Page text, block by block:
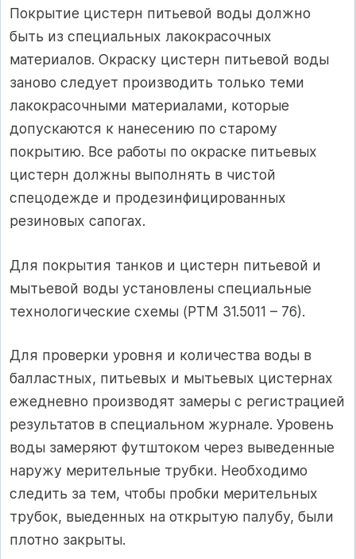
Покрытие цистерн питьевой воды должно
быть из специальных лакокрасочных
материалов. Окраску цистерн питьевой воды
заново следует производить только теми
лакокрасочными материалами, которые
допускаются к нанесению по старому
покрытию. Все работы по окраске питьевых
цистерн должны выполнять в чистой
спецодежде и продезинфицированных
резиновых сапогах.
Для покрытия танков и цистерн питьевой и
мытьевой воды установлены специальные
технологические схемы (РТМ 31.5011 – 76).
Для проверки уровня и количества воды в
балластных, питьевых и мытьевых цистернах
ежедневно производят замеры с регистрацией
результатов в специальном журнале. Уровень
воды замеряют футштоком через выведенные
наружу мерительные трубки. Необходимо
следить за тем, чтобы пробки мерительных
трубок, выеденных на открытую палубу, были
плотно закрыты.